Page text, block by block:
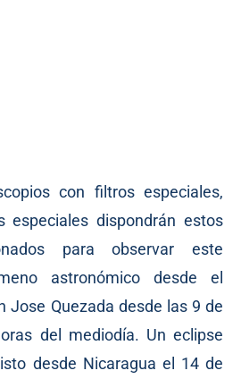
con filtros especiales,
especiales dispondrán estos
para observar este
astronómico desde el
Jose Quezada desde las 9 de
del mediodía. Un eclipse
desde Nicaragua el 14 de